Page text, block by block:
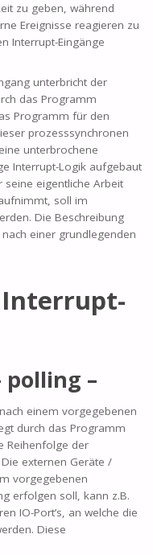
zu geben, während
Ereignisse reagieren zu
Interrupt-Eingänge
unterbricht der
das Programm
Programm für den
prozesssynchronen
unterbrochene
Interrupt-Logik aufgebaut
eigentliche Arbeit
soll im
Die Beschreibung
einer grundlegenden
Interrupt-
–
einem vorgegebenen
durch das Programm
Reihenfolge der
externen Geräte /
vorgegebenen
erfolgen soll, kann z.B.
IO-Port’s, an welche die
Diese